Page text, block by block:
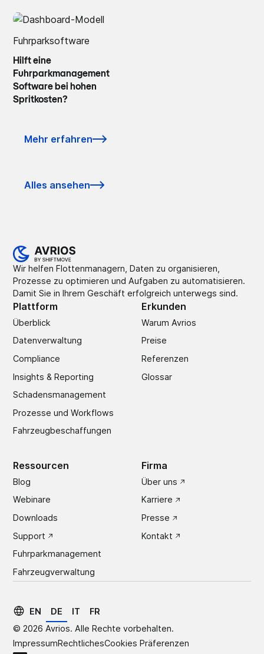
Fuhrparksoftware
Hilft eine
Fuhrparkmanagement
Software bei hohen
Spritkosten?
Mehr erfahren
Alles ansehen
Wir helfen Flottenmanagern, Daten zu organisieren,
Prozesse zu optimieren und Aufgaben zu automatisieren.
Damit Sie in Ihrem Geschäft erfolgreich unterwegs sind.
Plattform
Überblick
Datenverwaltung
Compliance
Insights & Reporting
Schadens­management
Prozesse und Workflows
Fahrzeugbeschaffungen
Erkunden
Warum Avrios
Preise
Referenzen
Glossar
Ressourcen
Blog
Webinare
Downloads
Support
Fuhrparkmanagement
Fahrzeugverwaltung
Firma
Über uns
Karriere
Presse
Kontakt
EN DE IT
FR
© 2026 Avrios. Alle Rechte vorbehalten.
ImpressumRechtlichesCookies Präferenzen